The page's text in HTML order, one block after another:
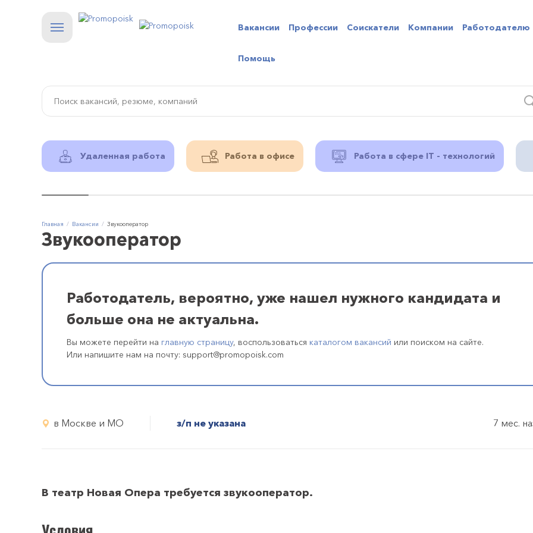
Вакансии Профессии Соискатели Компании Работодателю
Помощь
Удаленная работа Работа в офисе Работа в сфере IT - технологий
Главная Вакансии Звукооператор
Звукооператор
Работодатель, вероятно, уже нашел нужного кандидата и
больше она не актуальна.
Вы можете перейти на главную страницу, воспользоваться каталогом вакансий или поиском на сайте.
Или напишите нам на почту: support@promopoisk.com
в Москве и МО з/п не указана 7 мес.
В театр Новая Опера требуется звукооператор.